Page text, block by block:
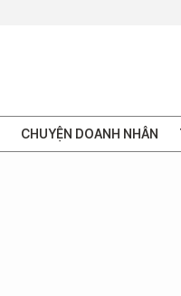
CHUYỆN DOANH NHÂN